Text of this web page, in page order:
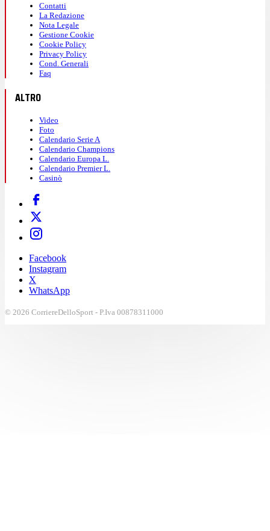
Contatti
La Redazione
Nota Legale
Gestione Cookie
Cookie Policy
Privacy Policy
Cond. Generali
Faq
ALTRO
Video
Foto
Calendario Serie A
Calendario Champions
Calendario Europa L.
Calendario Premier L.
Casinò
Facebook
Instagram
X
WhatsApp
© 2026 CorriereDelloSport - P.Iva 00878311000